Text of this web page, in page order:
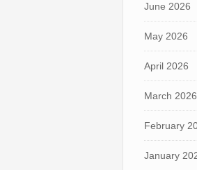
June 2026
May 2026
April 2026
March 2026
February
January